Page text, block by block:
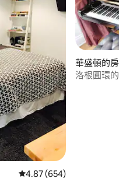
從 654 則評價中獲得 4.87
4.87 (654)
華盛頓的
洛根圓環